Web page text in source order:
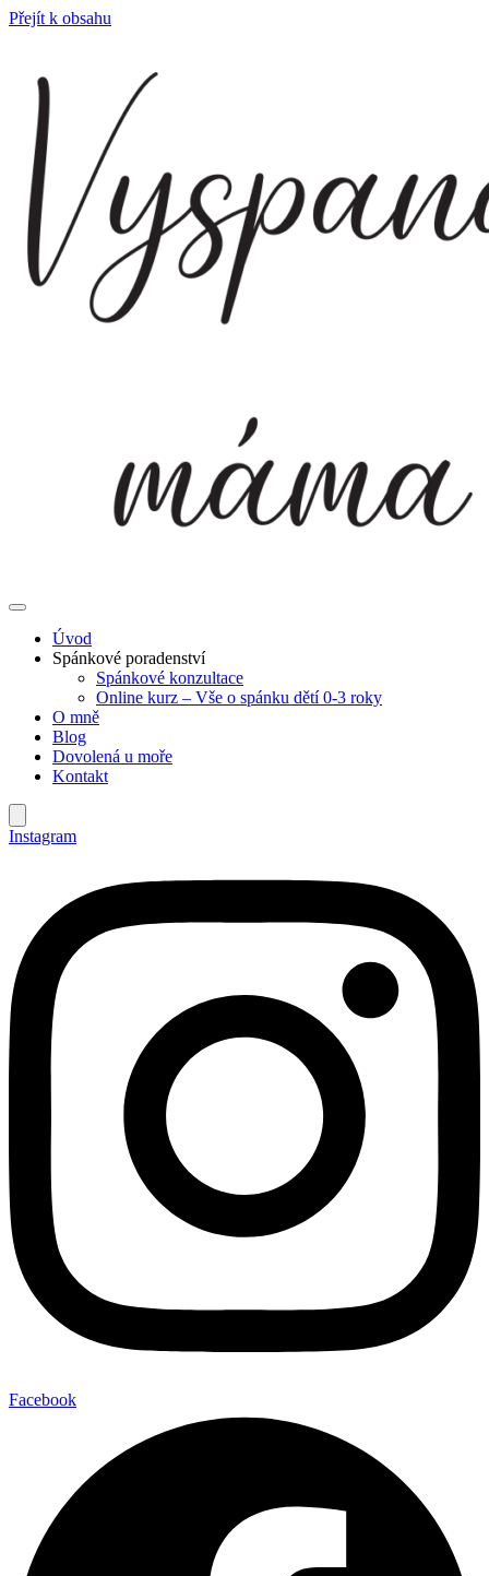
Přejít k obsahu
Úvod
Spánkové poradenství
Spánkové konzultace
Online kurz – Vše o spánku dětí 0-3 roky
O mně
Blog
Dovolená u moře
Kontakt
Instagram
Facebook